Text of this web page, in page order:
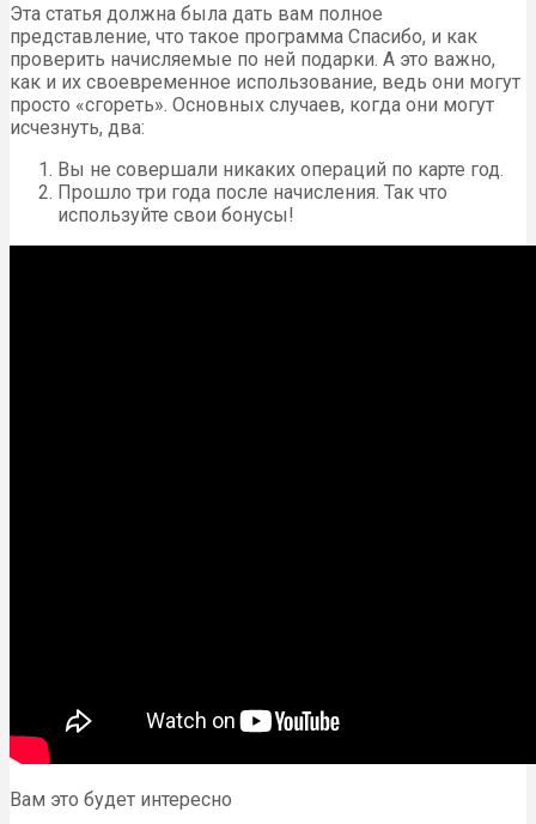
Эта статья должна была дать вам полное
представление, что такое программа Спасибо, и как
проверить начисляемые по ней подарки. А это важно,
как и их своевременное использование, ведь они могут
просто «сгореть». Основных случаев, когда они могут
исчезнуть, два:
Вы не совершали никаких операций по карте год.
Прошло три года после начисления. Так что
используйте свои бонусы!
Вам это будет интересно